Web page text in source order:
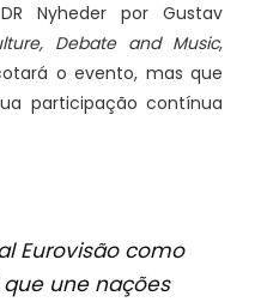
Nyheder por Gustav
Debate and Music,
o evento, mas que
participação contínua
Eurovisão como
une nações